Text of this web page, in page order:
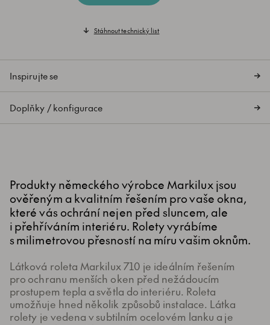
Stáhnout technický list
Inspirujte se
Doplňky / konfigurace
Produkty německého výrobce Markilux jsou
ověřeným a kvalitním řešením pro vaše okna,
které vás ochrání nejen před sluncem, ale
i přehříváním interiéru. Rolety vyrábíme
s milimetrovou přesností na míru vašim oknům.
Látková roleta Markilux 710 je ideálním řešením
pro ochranu menších oken před nežádoucím
prostupem tepla a světla do interiéru. Roleta
umožňuje hned několik způsobů instalace. Látka
rolety je vedena v subtilním ocelovém lanku a je